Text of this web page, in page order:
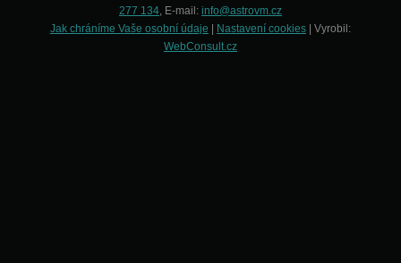
277 134, E-mail: info@astrovm.cz
Jak chráníme Vaše osobní údaje
Nastavení cookies | Vyrobil:
WebConsult.cz